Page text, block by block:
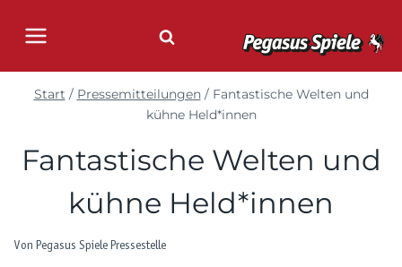
Inhalt
Start / Pressemitteilungen / Fantastische Welten und
kühne Held*innen
Fantastische Welten und
kühne Held*innen
Von Pegasus Spiele Pressestelle